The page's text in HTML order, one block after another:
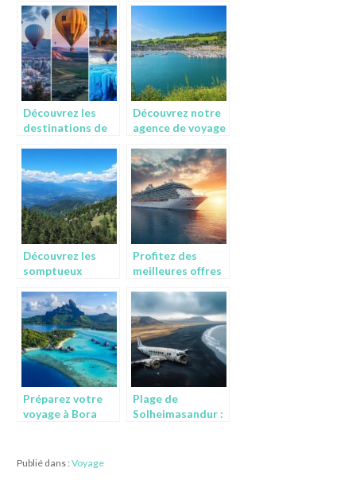
à Cuba en
explorant les
destinations les
plus abordables ?
choisissez votre
rythme
Découvrez les
destinations de
insolites et
originales à
travers le monde
Découvrez notre
agence de voyage
des escapades
inoubliables :
voyager
responsable
depuis la
Normandie
Découvrez les
somptueux
Chamrousse
grâce à la webcam
en direct
Profitez des
meilleures offres
paiement flexible
et service client
exemplaire
Préparez votre
voyage à Bora
mesure
Plage de
Solheimasandur :
Publié dans :Voyage